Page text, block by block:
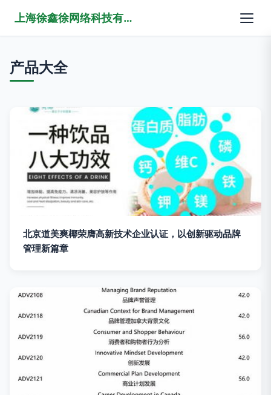
上海徐鑫徐网络科技有限公司
产品大全
北京道美爽椰荣膺高新技术企业认证，以创新驱动品牌
管理新篇章